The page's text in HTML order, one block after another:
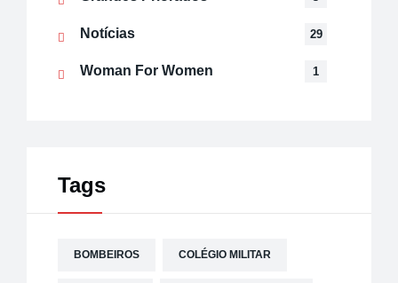
Notícias 29
Woman For Women 1
Tags
BOMBEIROS COLÉGIO MILITAR